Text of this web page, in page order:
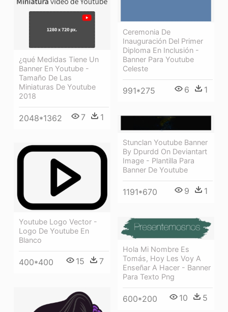
¿qué Medidas Tiene Un
Banner En Youtube -
Tamaño De Las
Miniaturas De Youtube
2018
2048*1362 7 1
Ceremonia De
Inauguración Del Primer
Diploma En Inclusión -
Banner Para Youtube
Celeste
991*275 6 1
Stunclan Youtube Banner
By Dpurdd On Deviantart
Image - Plantilla Para
Banner De Youtube
1191*670 9 1
Youtube Logo Vector -
Logo De Youtube En
Blanco
400*400 15 7
Hola Mi Nombre Es
Tomás, Hoy Les Voy A
Enseñar A Hacer - Banner
Para Texto Png
600*200 10 5